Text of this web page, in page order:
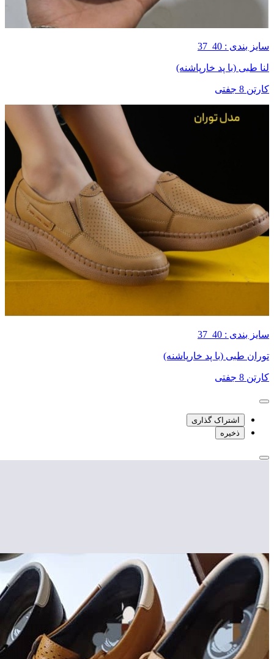
سایز بندی : 40_37
لنا طبی (با پد خارپاشنه)
کارتن 8 جفتی
سایز بندی : 40_37
توران طبی (با پد خارپاشنه)
کارتن 8 جفتی
اشتراک گذاری
ذخیره